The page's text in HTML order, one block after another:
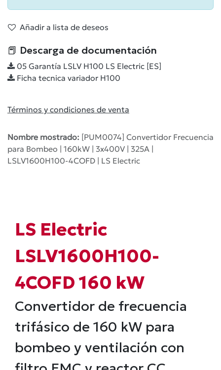
Añadir a lista de deseos
📕 Descarga de documentación
05 Garantía LSLV H100 LS Electric [ES]
Ficha tecnica variador H100
Términos y condiciones de venta
Nombre mostrado: [PUM0074] Convertidor Frecuencia
para Bombeo | 160kW | 3x400V | 325A |
LSLV1600H100-4COFD | LS Electric
LS Electric
LSLV1600H100-
4COFD 160 kW
Convertidor de frecuencia
trifásico de 160 kW para
bombeo y ventilación con